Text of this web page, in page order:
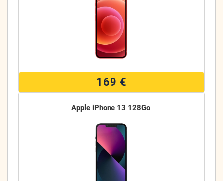
169 €
Apple iPhone 13 128Go